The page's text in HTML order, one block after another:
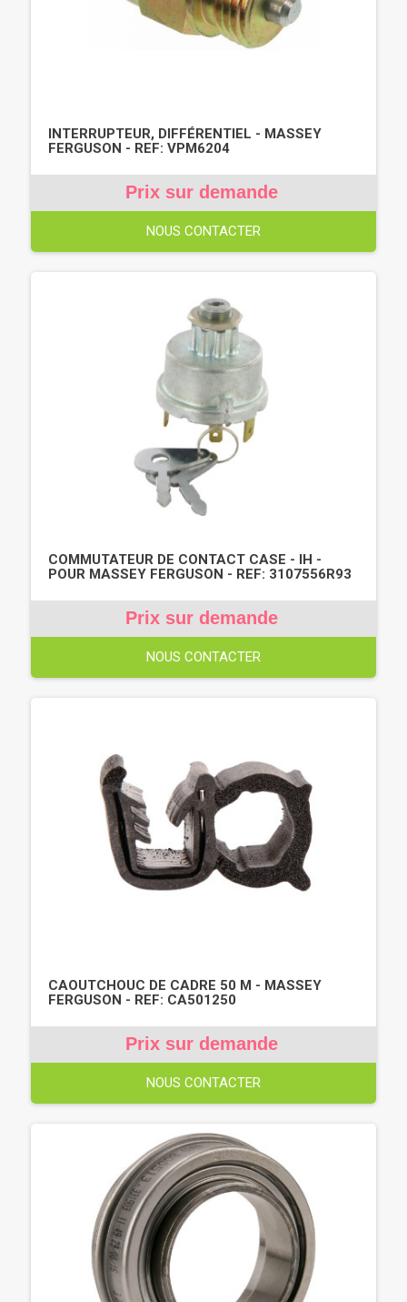
INTERRUPTEUR, DIFFÉRENTIEL - MASSEY
FERGUSON - REF: VPM6204
Prix sur demande
NOUS CONTACTER
COMMUTATEUR DE CONTACT CASE - IH -
POUR MASSEY FERGUSON - REF: 3107556R93
Prix sur demande
NOUS CONTACTER
CAOUTCHOUC DE CADRE 50 M - MASSEY
FERGUSON - REF: CA501250
Prix sur demande
NOUS CONTACTER